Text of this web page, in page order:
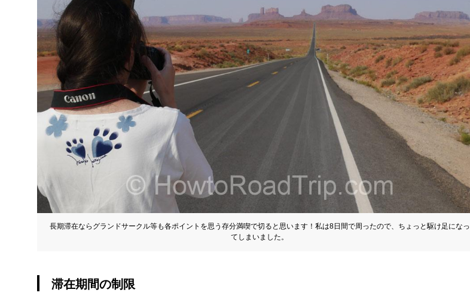
長期滞在ならグランドサークル等も各ポイントを思う存分満喫で切ると思います！私は8日間で周ったので、ちょっと駆け足になっ
てしまいました。
滞在期間の制限